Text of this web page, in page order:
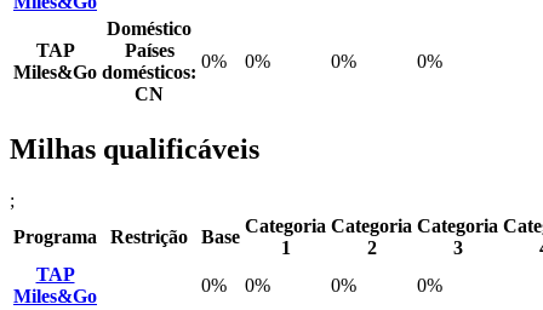
TAP
Miles&Go
Doméstico
Países
domésticos:
CN
0% 0% 0% 0%
Milhas qualificáveis
;
Programa
Restrição Base
Categoria
1
Categoria
2
Categoria
3
TAP
Miles&Go
0% 0% 0% 0%